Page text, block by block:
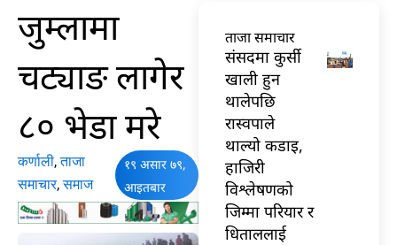
जुम्लामा
चट्याङ लागेर
८० भेडा मरे
कर्णाली,ताजा
समाचार,समाज
१९ असार ७९,
आइतबार
ताजा समाचार
संसदमा कुर्सी
खाली हुन
थालेपछि
रास्वपाले
थाल्यो कडाइ,
हाजिरी
विश्लेषणको
जिम्मा परियार र
धिताललाई